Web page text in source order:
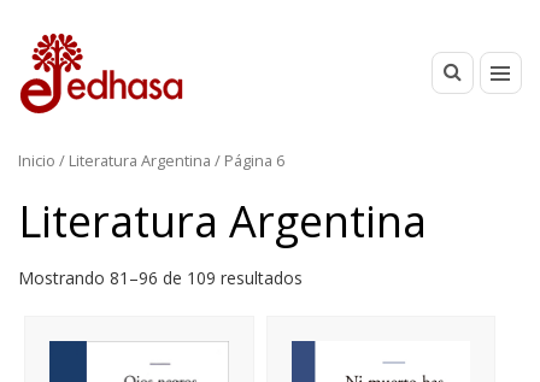
Inicio / Literatura Argentina / Página 6
Literatura Argentina
Mostrando 81–96 de 109 resultados